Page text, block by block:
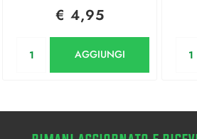
€ 4,95
AGGIUNGI